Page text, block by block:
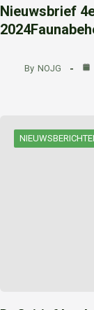
Nieuwsbrief
By NOJG